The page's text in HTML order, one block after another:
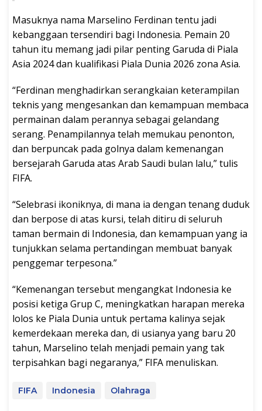
Masuknya nama Marselino Ferdinan tentu jadi
kebanggaan tersendiri bagi Indonesia. Pemain 20
tahun itu memang jadi pilar penting Garuda di Piala
Asia 2024 dan kualifikasi Piala Dunia 2026 zona Asia.
“Ferdinan menghadirkan serangkaian keterampilan
teknis yang mengesankan dan kemampuan membaca
permainan dalam perannya sebagai gelandang
serang. Penampilannya telah memukau penonton,
dan berpuncak pada golnya dalam kemenangan
bersejarah Garuda atas Arab Saudi bulan lalu,” tulis
FIFA.
“Selebrasi ikoniknya, di mana ia dengan tenang duduk
dan berpose di atas kursi, telah ditiru di seluruh
taman bermain di Indonesia, dan kemampuan yang ia
tunjukkan selama pertandingan membuat banyak
penggemar terpesona.”
“Kemenangan tersebut mengangkat Indonesia ke
posisi ketiga Grup C, meningkatkan harapan mereka
lolos ke Piala Dunia untuk pertama kalinya sejak
kemerdekaan mereka dan, di usianya yang baru 20
tahun, Marselino telah menjadi pemain yang tak
terpisahkan bagi negaranya,” FIFA menuliskan.
FIFA Indonesia Olahraga